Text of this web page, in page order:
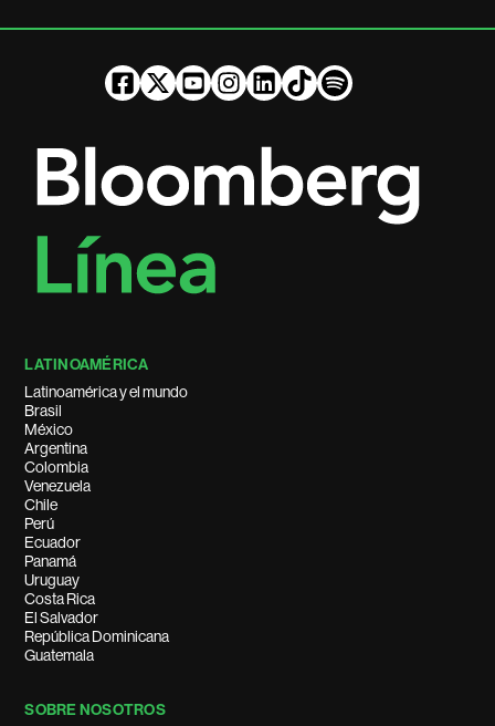
LATINOAMÉRICA
Latinoamérica y el mundo
Brasil
México
Argentina
Colombia
Venezuela
Chile
Perú
Ecuador
Panamá
Uruguay
Costa Rica
El Salvador
República Dominicana
Guatemala
SOBRE NOSOTROS